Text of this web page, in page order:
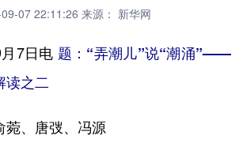
全球连线
科创 量子 体育
书画
视频 图片
07 22:11:26 来源： 新华网
7日电 题：“弄潮儿”说“潮涌”——
读之二
、唐弢、冯源